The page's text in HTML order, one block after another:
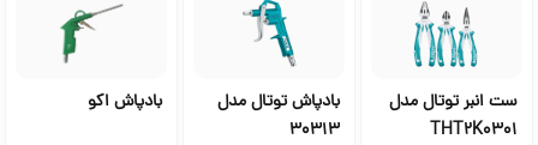
ست انبر توتال مدل
THT2K0301
بادپاش توتال مدل
30313
بادپاش اکو